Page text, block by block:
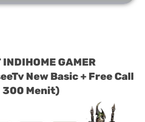
INDIHOME GAMER
New Basic + Free Call
300 Menit)